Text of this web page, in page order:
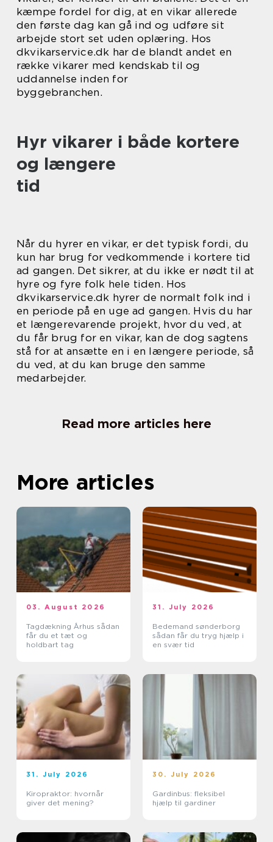
kæmpe fordel for dig, at en vikar allerede
den første dag kan gå ind og udføre sit
arbejde stort set uden oplæring. Hos
dkvikarservice.dk har de blandt andet en
række vikarer med kendskab til og
uddannelse inden for
byggebranchen.
Hyr vikarer i både kortere
og længere
tid
Når du hyrer en vikar, er det typisk fordi, du
kun har brug for vedkommende i kortere tid
ad gangen. Det sikrer, at du ikke er nødt til at
hyre og fyre folk hele tiden. Hos
dkvikarservice.dk hyrer de normalt folk ind i
en periode på en uge ad gangen. Hvis du har
et længerevarende projekt, hvor du ved, at
du får brug for en vikar, kan de dog sagtens
stå for at ansætte en i en længere periode, så
du ved, at du kan bruge den samme
medarbejder.
Read more articles here
More articles
03. August 2026
Tagdækning Århus sådan
får du et tæt og
holdbart tag
31. July 2026
Bedemand sønderborg
sådan får du tryg hjælp i
en svær tid
31. July 2026
Kiropraktor: hvornår
giver det mening?
30. July 2026
Gardinbus: fleksibel
hjælp til gardiner